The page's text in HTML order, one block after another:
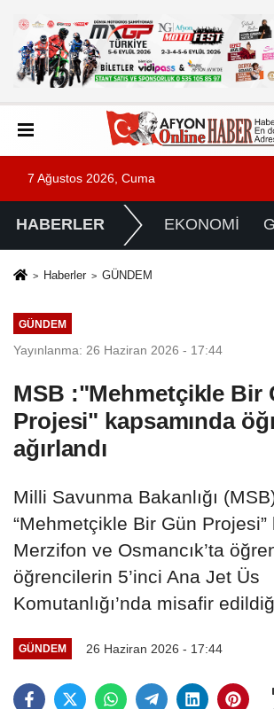
7 Ağustos 2026, Cuma
HABERLER EKONOMİ
Haberler GÜNDEM
GÜNDEM
Yayınlanma: 26 Haziran 2026 - 17:44
MSB :"Mehmetçikle Bir
Projesi" kapsamında
ağırlandı
Milli Savunma Bakanlığı
“Mehmetçikle Bir Gün Projesi”
Merzifon ve Osmancık’ta
öğrencilerin 5’inci Ana Jet Üs
Komutanlığı’nda misafir
GÜNDEM 26 Haziran 2026 - 17:44